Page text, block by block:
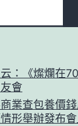
：《燦爛在
會
業查包養價
形舉辦發布會